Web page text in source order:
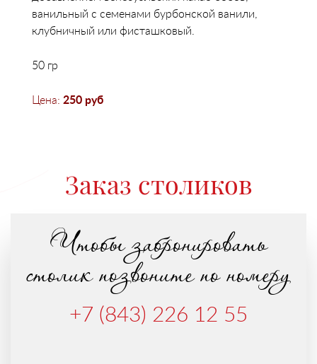
ванильный с семенами бурбонской ванили,
клубничный или фисташковый.
50 гр
Цена: 250 руб
Заказ столиков
Чтобы забронировать
столик позвоните по номеру
+7 (843) 226 12 55